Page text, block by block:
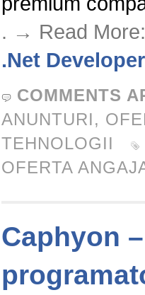
. → Read
.Net
COMMENTS
ANUNTURI,
TEHNOLOGII
OFERTA
Caphyon